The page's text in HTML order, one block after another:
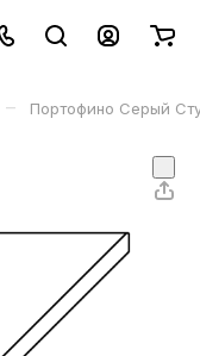
– Портофино Серый